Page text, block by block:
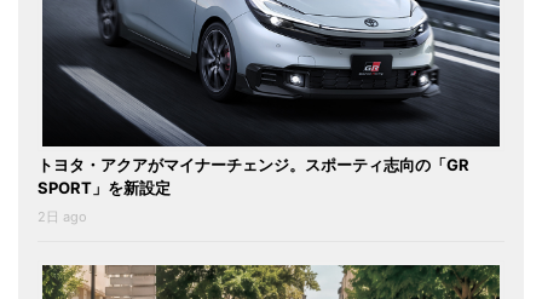
トヨタ・アクアがマイナーチェンジ。スポーティ志向の「GR
SPORT」を新設定
2日 ago